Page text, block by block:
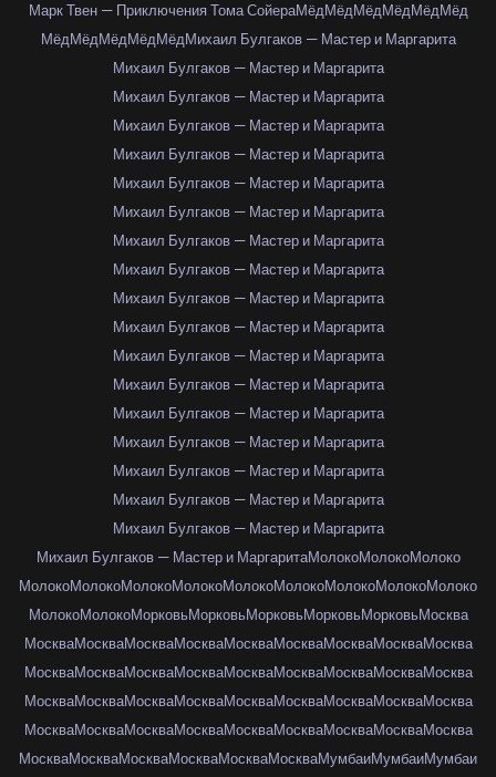
Марк Твен — Приключения Тома СойераМёдМёдМёдМёдМёдМёд
МёдМёдМёдМёдМёдМихаил Булгаков — Мастер и Маргарита
Михаил Булгаков — Мастер и Маргарита
Михаил Булгаков — Мастер и Маргарита
Михаил Булгаков — Мастер и Маргарита
Михаил Булгаков — Мастер и Маргарита
Михаил Булгаков — Мастер и Маргарита
Михаил Булгаков — Мастер и Маргарита
Михаил Булгаков — Мастер и Маргарита
Михаил Булгаков — Мастер и Маргарита
Михаил Булгаков — Мастер и Маргарита
Михаил Булгаков — Мастер и Маргарита
Михаил Булгаков — Мастер и Маргарита
Михаил Булгаков — Мастер и Маргарита
Михаил Булгаков — Мастер и Маргарита
Михаил Булгаков — Мастер и Маргарита
Михаил Булгаков — Мастер и Маргарита
Михаил Булгаков — Мастер и Маргарита
Михаил Булгаков — Мастер и Маргарита
Михаил Булгаков — Мастер и МаргаритаМолокоМолокоМолоко
МолокоМолокоМолокоМолокоМолокоМолокоМолокоМолокоМолоко
МолокоМолокоМорковьМорковьМорковьМорковьМорковьМосква
МоскваМоскваМоскваМоскваМоскваМоскваМоскваМоскваМосква
МоскваМоскваМоскваМоскваМоскваМоскваМоскваМоскваМосква
МоскваМоскваМоскваМоскваМоскваМоскваМоскваМоскваМосква
МоскваМоскваМоскваМоскваМоскваМоскваМоскваМоскваМосква
МоскваМоскваМоскваМоскваМоскваМоскваМумбаиМумбаиМумбаи